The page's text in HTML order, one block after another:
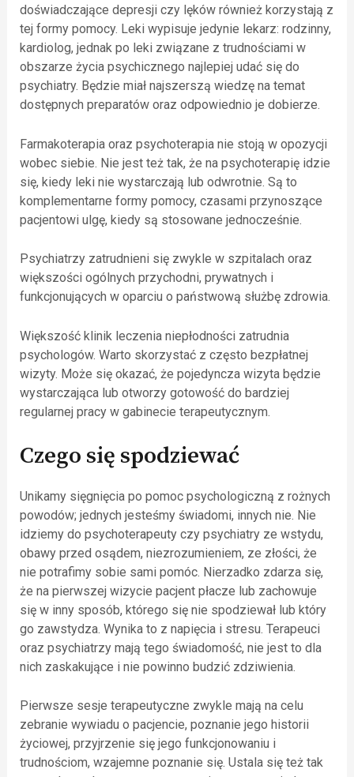
doświadczające depresji czy lęków również korzystają z
tej formy pomocy. Leki wypisuje jedynie lekarz: rodzinny,
kardiolog, jednak po leki związane z trudnościami w
obszarze życia psychicznego najlepiej udać się do
psychiatry. Będzie miał najszerszą wiedzę na temat
dostępnych preparatów oraz odpowiednio je dobierze.
Farmakoterapia oraz psychoterapia nie stoją w opozycji
wobec siebie. Nie jest też tak, że na psychoterapię idzie
się, kiedy leki nie wystarczają lub odwrotnie. Są to
komplementarne formy pomocy, czasami przynoszące
pacjentowi ulgę, kiedy są stosowane jednocześnie.
Psychiatrzy zatrudnieni się zwykle w szpitalach oraz
większości ogólnych przychodni, prywatnych i
funkcjonujących w oparciu o państwową służbę zdrowia.
Większość klinik leczenia niepłodności zatrudnia
psychologów. Warto skorzystać z często bezpłatnej
wizyty. Może się okazać, że pojedyncza wizyta będzie
wystarczająca lub otworzy gotowość do bardziej
regularnej pracy w gabinecie terapeutycznym.
Czego się spodziewać
Unikamy sięgnięcia po pomoc psychologiczną z rożnych
powodów; jednych jesteśmy świadomi, innych nie. Nie
idziemy do psychoterapeuty czy psychiatry ze wstydu,
obawy przed osądem, niezrozumieniem, ze złości, że
nie potrafimy sobie sami pomóc. Nierzadko zdarza się,
że na pierwszej wizycie pacjent płacze lub zachowuje
się w inny sposób, którego się nie spodziewał lub który
go zawstydza. Wynika to z napięcia i stresu. Terapeuci
oraz psychiatrzy mają tego świadomość, nie jest to dla
nich zaskakujące i nie powinno budzić zdziwienia.
Pierwsze sesje terapeutyczne zwykle mają na celu
zebranie wywiadu o pacjencie, poznanie jego historii
życiowej, przyjrzenie się jego funkcjonowaniu i
trudnościom, wzajemne poznanie się. Ustala się też tak